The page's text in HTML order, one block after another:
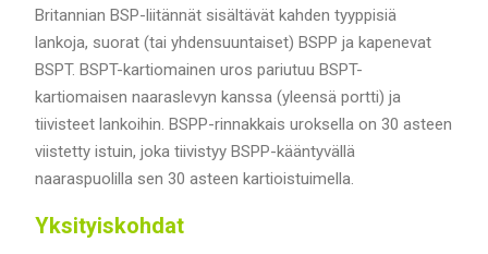
Britannian BSP-liitännät sisältävät kahden tyyppisiä
lankoja, suorat (tai yhdensuuntaiset) BSPP ja kapenevat
BSPT. BSPT-kartiomainen uros pariutuu BSPT-
kartiomaisen naaraslevyn kanssa (yleensä portti) ja
tiivisteet lankoihin. BSPP-rinnakkais uroksella on 30 asteen
viistetty istuin, joka tiivistyy BSPP-kääntyvällä
naaraspuolilla sen 30 asteen kartioistuimella.
Yksityiskohdat